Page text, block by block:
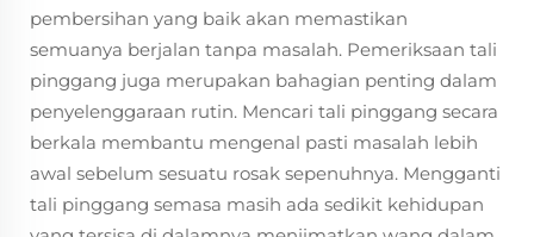
pembersihan yang baik akan memastikan
semuanya berjalan tanpa masalah. Pemeriksaan tali
pinggang juga merupakan bahagian penting dalam
penyelenggaraan rutin. Mencari tali pinggang secara
berkala membantu mengenal pasti masalah lebih
awal sebelum sesuatu rosak sepenuhnya. Mengganti
tali pinggang semasa masih ada sedikit kehidupan